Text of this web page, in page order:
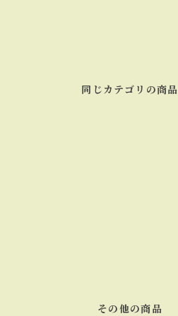
同じカテゴリの商品
その他の商品